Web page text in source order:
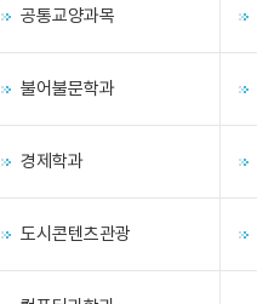
공통교양과목
불어불문학과
경제학과
도시콘텐츠관광